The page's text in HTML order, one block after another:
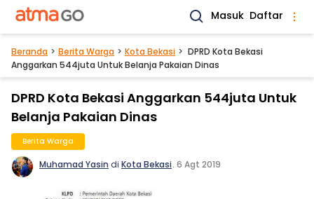
Masuk Daftar
Beranda Berita Warga Kota Bekasi
DPRD Kota Bekasi
Anggarkan 544juta Untuk Belanja Pakaian Dinas
DPRD Kota Bekasi Anggarkan 544juta Untuk
Belanja Pakaian Dinas
Berita Warga
Muhamad Yasin di Kota Bekasi. 6 Agt 2019